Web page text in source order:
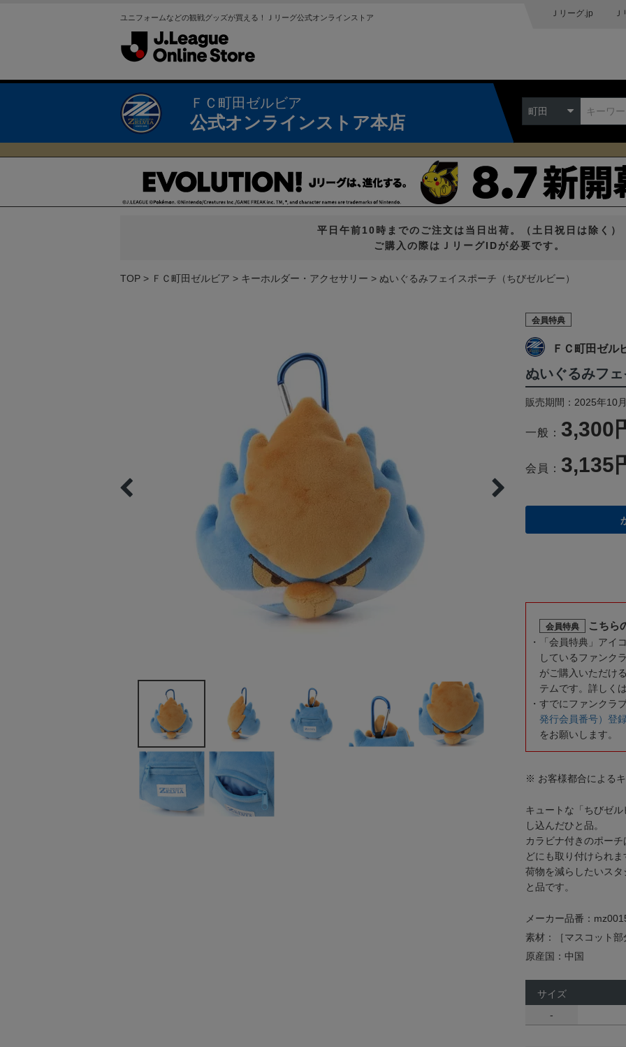
ユニフォームなどの観戦グッズが買える！Ｊリーグ公式オンラインストア Ｊリーグ.jp
ＦＣ町田ゼルビア
公式オンラインストア本店
町田
平日午前10時までのご注文は当日出荷。（土日祝日は除く）
ご購入の際はＪリーグIDが必要です。
TOP ＦＣ町田ゼルビア キーホルダー・アクセサリー ぬいぐるみフェイスポーチ（ちびゼルビー）
会員特典
ＦＣ町田ゼル
ぬいぐるみフ
販売期間：2025年10
一般： 3,300
会員： 3,135
会員特典 こちら
「会員特典」アイ
しているファンク
がご購入いただけ
テムです。詳しく
すでにファンクラ
発行会員番号）登
をお願いします。
※ お客様都合による
キュートな「ちびゼ
し込んだひと品。
カラビナ付きのポー
どにも取り付けられま
荷物を減らしたいス
と品です。
メーカー品番：
素材：［マスコット
原産国：中国
サイズ
-